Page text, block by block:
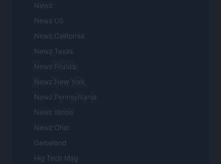
Newz
Newz US
Newz California
Newz Texas
Newz Florida
Newz New York
Newz Pennsylvania
Newz Illinois
Newz Ohio
Gameland
Hig Tech Mag